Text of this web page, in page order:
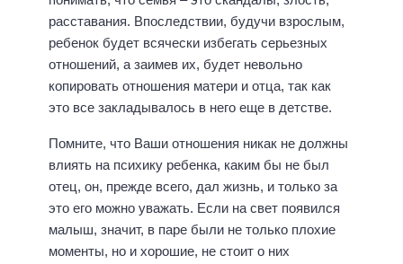
расставания. Впоследствии, будучи взрослым,
ребенок будет всячески избегать серьезных
отношений, а заимев их, будет невольно
копировать отношения матери и отца, так как
это все закладывалось в него еще в детстве.
Помните, что Ваши отношения никак не должны
влиять на психику ребенка, каким бы не был
отец, он, прежде всего, дал жизнь, и только за
это его можно уважать. Если на свет появился
малыш, значит, в паре были не только плохие
моменты, но и хорошие, не стоит о них